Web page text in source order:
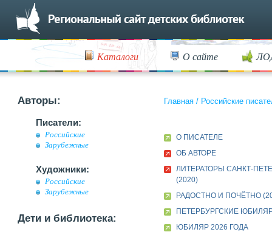
Каталоги О сайте
Авторы:
Писатели:
Российские
Зарубежные
Художники:
Российские
Зарубежные
Дети и библиотека:
Главная / Российские
О ПИСАТЕЛЕ
ОБ АВТОРЕ
ЛИТЕРАТОРЫ САНКТ-
(2020)
РАДОСТНО И ПОЧЁТНО
ПЕТЕРБУРГСКИЕ
ЮБИЛЯР 2026 ГОДА